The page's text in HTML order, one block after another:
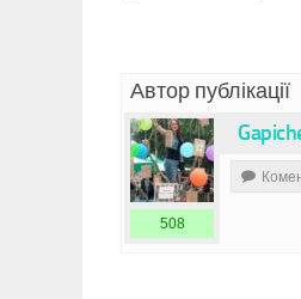
Автор публікації
508